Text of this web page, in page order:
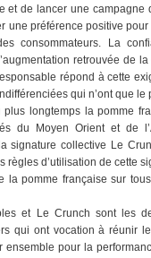
et de lancer une campagne
une préférence positive
consommateurs. La
retrouvée de
répond à cette
qui n’ont que le
plus longtemps la pomme
du Moyen Orient et de
signature collective Le
règles d’utilisation de cette
la pomme française sur
et Le Crunch sont les
qui ont vocation à réunir
ensemble pour la